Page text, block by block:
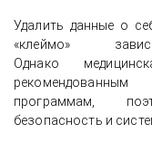
Удалить данные о
«клеймо»
Однако
рекомендованным
программам,
безопасность и